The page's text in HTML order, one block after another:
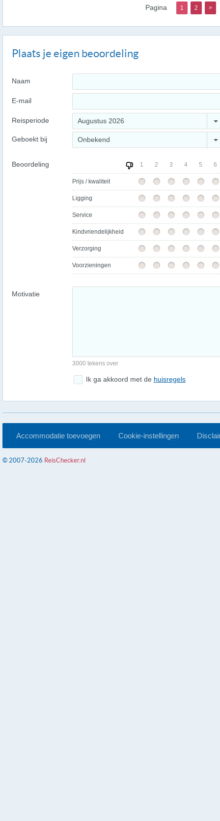
Pagina 1 2 >
Plaats je eigen beoordeling
Naam
E-mail
Reisperiode Augustus 2026
Geboekt bij Onbekend
Beoordeling 1 2 3 4 5 6
Prijs / kwaliteit
Ligging
Service
Kindvriendelijkheid
Verzorging
Voorzieningen
Motivatie
3000 tekens over
Ik ga akkoord met de huisregels
Accommodatie toevoegen Cookie-instellingen
© 2007-2026 ReisChecker.nl